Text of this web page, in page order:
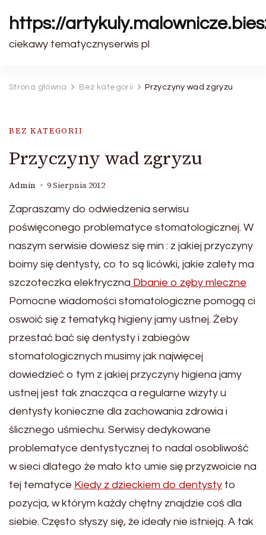
https://
ciekawy tematycznyserwis pl
Strona główna Bez kategorii Przyczyny wad zgryzu
BEZ KATEGORII
Przyczyny wad zgryzu
Admin 9 Sierpnia 2012
Zapraszamy do odwiedzenia serwisu
poświęconego problematyce stomatologicznej. W
naszym serwisie dowiesz się min : z jakiej przyczyny
boimy się dentysty, co to są licówki, jakie zalety ma
szczoteczka elektryczna Dbanie o zęby mleczne
Pomocne wiadomości stomatologiczne pomogą ci
oswoić się z tematyką higieny jamy ustnej. Żeby
przestać bać się dentysty i zabiegów
stomatologicznych musimy jak najwięcej
dowiedzieć o tym z jakiej przyczyny higiena jamy
ustnej jest tak znacząca a regularne wizyty u
dentysty konieczne dla zachowania zdrowia i
ślicznego uśmiechu. Serwisy dedykowane
problematyce dentystycznej to nadal osobliwość
w sieci dlatego że mało kto umie się przyzwoicie na
tej tematyce Kiedy z dzieckiem do dentysty to
pozycja, w którym każdy chętny znajdzie coś dla
siebie. Często słyszy się, że ideały nie istnieją. A tak